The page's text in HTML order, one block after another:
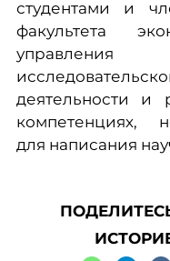
студентами и
факультета
деятельности и
компетенциях,
для написания